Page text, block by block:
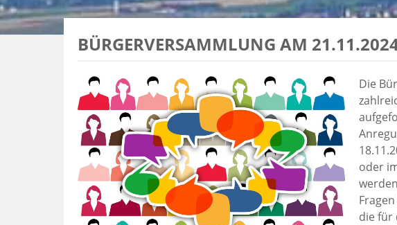
BÜRGERVERSAMMLUNG AM
Die
oder
die für